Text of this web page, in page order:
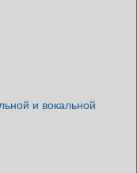
и вокальной